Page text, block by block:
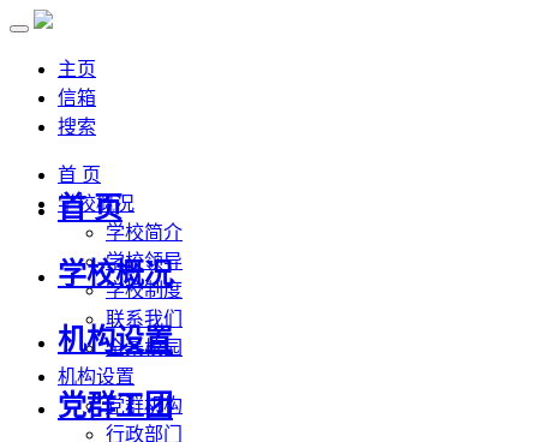
主页
信箱
搜索
首 页
学校概况
学校简介
学校领导
学校制度
联系我们
全景校园
机构设置
党群机构
行政部门
首 页
学校概况
机构设置
党群工团